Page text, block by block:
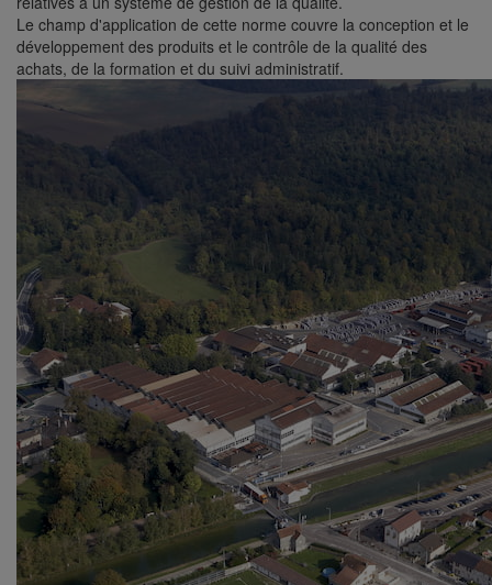
Le champ d'application de cette norme couvre la conception et le
développement des produits et le contrôle de la qualité des
achats, de la formation et du suivi administratif.